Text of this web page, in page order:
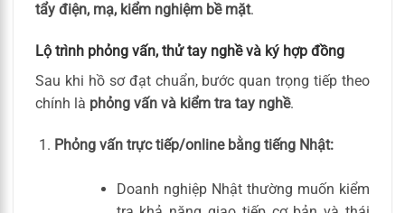
tẩy điện, mạ, kiểm nghiệm bề mặt.
Lộ trình phỏng vấn, thử tay nghề và ký hợp đồng
Sau khi hồ sơ đạt chuẩn, bước quan trọng tiếp theo
chính là phỏng vấn và kiểm tra tay nghề.
Phỏng vấn trực tiếp/online bằng tiếng Nhật:
Doanh nghiệp Nhật thường muốn kiểm